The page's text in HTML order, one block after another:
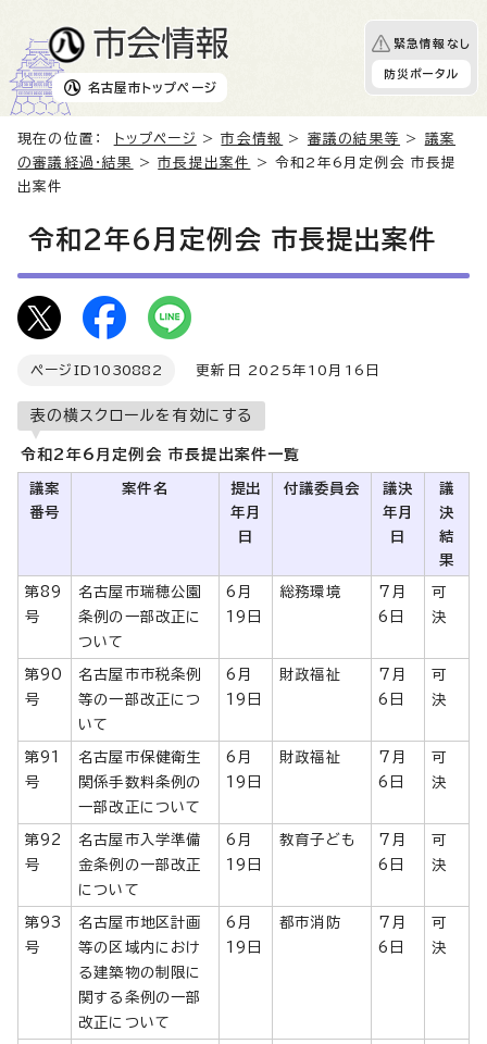
名古屋市 トップページ
緊急情報なし
防災ポータル
現在の位置： トップページ >市会情報 > 審議の結果等 > 議案
の審議経過・結果
>市長提出案件
> 令和2年6月定例会 市長提
出案件
令和2年6月定例会 市長提出案件
ページID 1030882 更新日 2025年10月16日
表の横スクロールを有効にする
令和2年6月定例会 市長提出案件一覧
議案
番号
案件名
提出
年月
日
付議委員会
議決
年月
日
議
決
結
果
第89
号
名古屋市瑞穂公園
条例の一部改正に
ついて
6月
19日
総務環境
7月
6日
可
決
第90
号
名古屋市市税条例
等の一部改正につ
いて
6月
19日
財政福祉
7月
6日
可
決
第91
号
名古屋市保健衛生
関係手数料条例の
一部改正について
6月
19日
財政福祉
7月
6日
可
決
第92
号
名古屋市入学準備
金条例の一部改正
について
6月
19日
教育子ども
7月
6日
可
決
第93
号
名古屋市地区計画
等の区域内におけ
る建築物の制限に
関する条例の一部
改正について
6月
19日
都市消防
7月
6日
可
決